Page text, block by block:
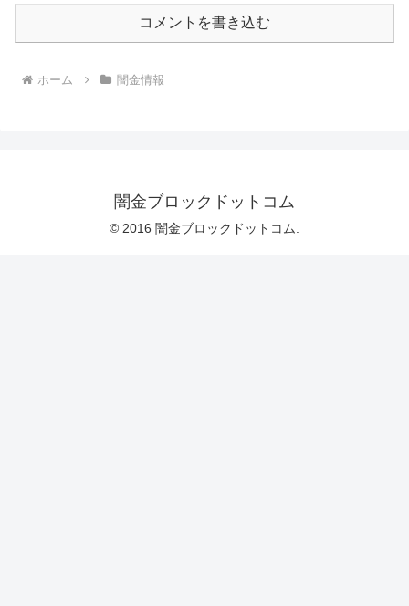
コメントを書き込む
ホーム 闇金情報
闇金ブロックドットコム
© 2016 闇金ブロックドットコム.